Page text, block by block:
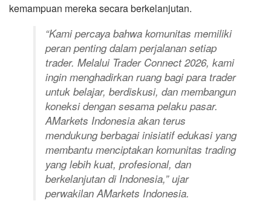
kemampuan mereka secara berkelanjutan.
“Kami percaya bahwa komunitas memiliki
peran penting dalam perjalanan setiap
trader. Melalui Trader Connect 2026, kami
ingin menghadirkan ruang bagi para trader
untuk belajar, berdiskusi, dan membangun
koneksi dengan sesama pelaku pasar.
AMarkets Indonesia akan terus
mendukung berbagai inisiatif edukasi yang
membantu menciptakan komunitas trading
yang lebih kuat, profesional, dan
berkelanjutan di Indonesia,” ujar
perwakilan AMarkets Indonesia.